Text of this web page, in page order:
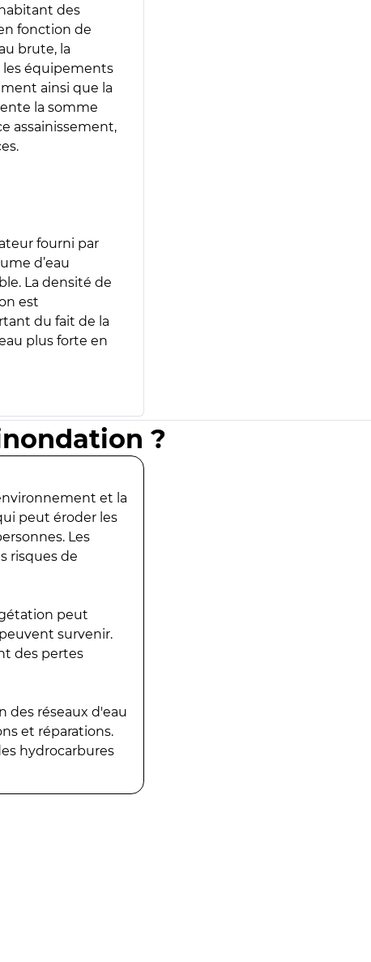
des
fonction de
brute, la
les équipements
ainsi que la
la somme
assainissement,
fourni par
d’eau
La densité de
est
du fait de la
plus forte en
?
et la
peut éroder les
Les
risques de
peut
survenir.
des pertes
des réseaux d'eau
et réparations.
hydrocarbures